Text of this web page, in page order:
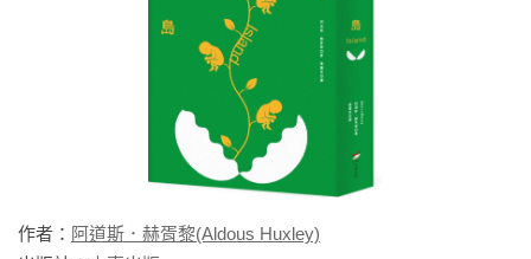
作者： 阿道斯．赫胥黎(Aldous Huxley)